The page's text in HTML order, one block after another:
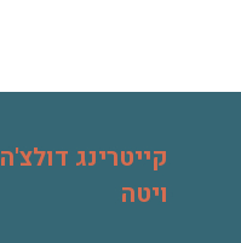
קייטרינג דולצ'ה
ויטה